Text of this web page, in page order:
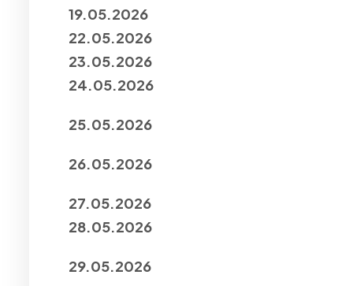
19.05.2026
22.05.2026
23.05.2026
24.05.2026
25.05.2026
26.05.2026
27.05.2026
28.05.2026
29.05.2026